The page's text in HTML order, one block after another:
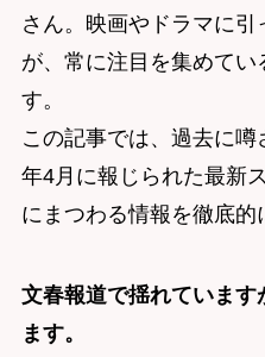
さん。映画やドラマに
が、常に注目を集めてい
す。
この記事では、過去に
年4月に報じられた最新
にまつわる情報を徹底的
文春報道で揺れていま
ます。